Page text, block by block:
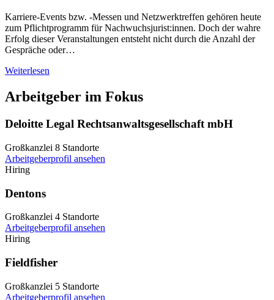
Karriere-Events bzw. -Messen und Netzwerktreffen gehören heute
zum Pflichtprogramm für Nachwuchsjurist:innen. Doch der wahre
Erfolg dieser Veranstaltungen entsteht nicht durch die Anzahl der
Gespräche oder…
Weiterlesen
Arbeitgeber im Fokus
Deloitte Legal Rechtsanwaltsgesellschaft mbH
Großkanzlei 8 Standorte
Arbeitgeberprofil ansehen
Hiring
Dentons
Großkanzlei 4 Standorte
Arbeitgeberprofil ansehen
Hiring
Fieldfisher
Großkanzlei 5 Standorte
Arbeitgeberprofil ansehen